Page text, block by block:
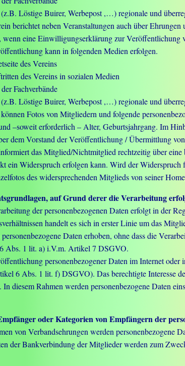
Löstige Buirer, Werbepost ,…) regionale und
berichtet neben Veranstaltungen auch über
wenn eine Einwilligungserklärung zur Veröffentlichung
kann in folgenden Medien erfolgen.
des Vereins
des Vereins in sozialen Medien
Fachverbände
Löstige Buirer, Werbepost ,…) regionale und
Fotos von Mitgliedern und folgende
–soweit erforderlich – Alter, Geburtsjahrgang. Im
dem Vorstand der Veröffentlichung / Übermittlung
das Mitglied/Nichtmitglied rechtzeitig über
ein Widerspruch erfolgen kann. Wird der
des widersprechenden Mitglieds von seiner
auf Grund derer die Verarbeitung
der personenbezogenen Daten erfolgt in der
handelt es sich in erster Linie um das
personenbezogene Daten erhoben, ohne dass die
Abs. 1 lit. a) i.V.m. Artikel 7 DSGVO.
personenbezogener Daten im Internet
6 Abs. 1 lit. f) DSGVO). Das berechtigte Interesse
In diesem Rahmen werden personenbezogene Daten
oder Kategorien von Empfängern der
von Verbandsehrungen werden personenbezogene
der Bankverbindung der Mitglieder werden zum